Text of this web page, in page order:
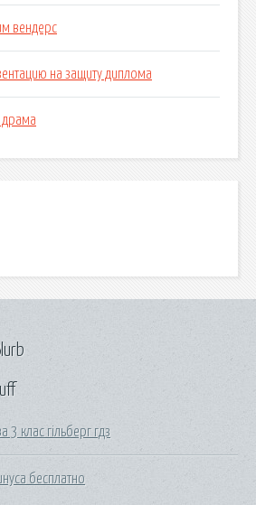
вендерс
на защиту диплома
драма
клас гільберг гдз
бесплатно